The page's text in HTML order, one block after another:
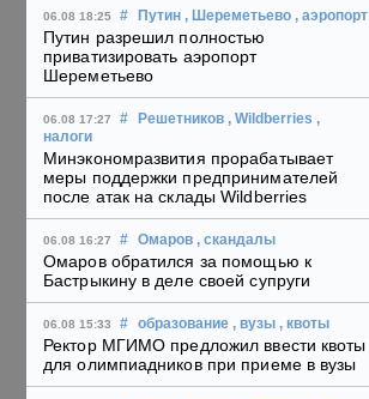
06.08 18:25 # Путин , Шереметьево , аэропорт
Путин разрешил полностью
приватизировать аэропорт
Шереметьево
06.08 17:27 # Решетников , Wildberries ,
налоги
Минэкономразвития прорабатывает
меры поддержки предпринимателей
после атак на склады Wildberries
06.08 16:27 # Омаров , скандалы
Омаров обратился за помощью к
Бастрыкину в деле своей супруги
06.08 15:33 # образование , вузы , квоты
Ректор МГИМО предложил ввести квоты
для олимпиадников при приеме в вузы